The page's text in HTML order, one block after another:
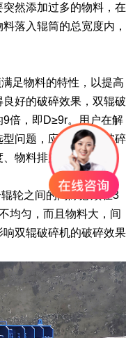
然添加过多的物料，在
落入辊筒的总宽度内，
足物料的特性，以提高
好的破碎效果，双辊破
倍，即D≥9r。用户在解
问题，应参照双辊破碎
物料排放强度、产量、
轮之间的间隙必须在3
均匀，而且物料大，间
双辊破碎机的破碎效果